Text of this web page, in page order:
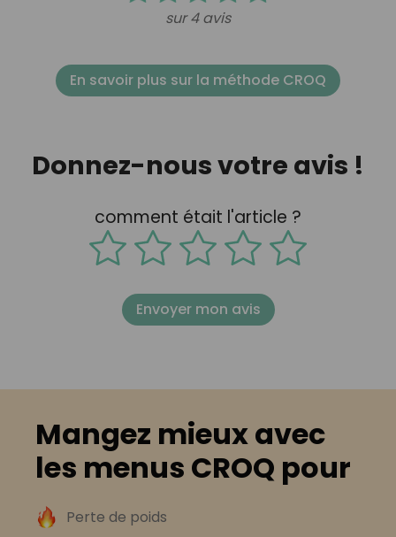
sur 4 avis
En savoir plus sur la méthode CROQ
Donnez-nous votre avis !
comment était l'article ?
Envoyer mon avis
Mangez mieux avec
les menus CROQ pour
Perte de poids